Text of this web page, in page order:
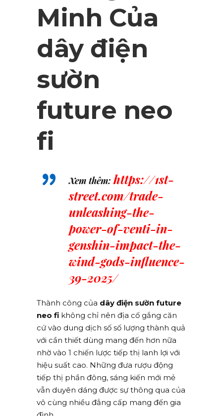
Minh Của
dây điện
sườn
future neo
fi
Xem thêm:https://1st-
street.com/trade-
unleashing-the-
power-of-venti-in-
genshin-impact-the-
wind-gods-influence-
39-2025/
Thành công của dây điện sườn future
neo fi không chỉ nên địa cố gắng căn
cứ vào dung dịch số số lượng thành quả
với cần thiết dùng mang đến hơn nữa
nhờ vào 1 chiến lược tiếp thị lanh lợi với
hiệu suất cao. Những đưa rượu động
tiếp thị phần đông, sáng kiến mới mẻ
vẫn duyên dáng được sự thông qua của
vô cùng nhiều đẳng cấp mang đến gia